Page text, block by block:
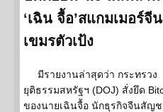
‘เฉิน จื้อ’สแกมเมอร์จี
เขมรตัวเป้ง
มีรายงานล่าสุดว่า กระทรวง
ยุติธรรมสหรัฐฯ (DOJ) สั่งยึด
ของนายเฉินจื้อ นักธุรกิจจีนสัญ